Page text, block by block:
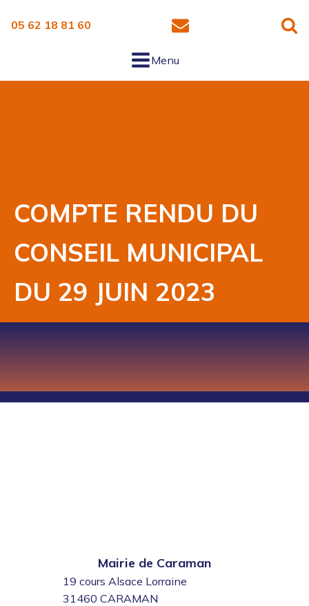
05 62 18 81 60
Menu
COMPTE RENDU DU
CONSEIL MUNICIPAL
DU 29 JUIN 2023
Mairie de Caraman
19 cours Alsace Lorraine
31460 CARAMAN